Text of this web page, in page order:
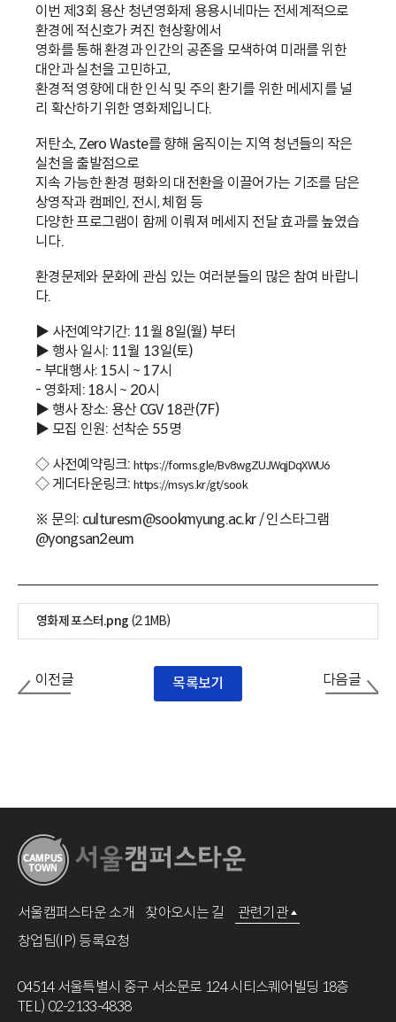
이번 제3회 용산 청년영화제 용용시네마는 전세계적으로
환경에 적신호가 켜진 현상황에서
영화를 통해 환경과 인간의 공존을 모색하여 미래를 위한
대안과 실천을 고민하고,
환경적 영향에 대한 인식 및 주의 환기를 위한 메세지를 널
리 확산하기 위한 영화제입니다.
저탄소, Zero Waste를 향해 움직이는 지역 청년들의 작은
실천을 출발점으로
지속 가능한 환경 평화의 대전환을 이끌어가는 기조를 담은
상영작과 캠페인, 전시, 체험 등
다양한 프로그램이 함께 이뤄져 메세지 전달 효과를 높였습
니다.
환경문제와 문화에 관심 있는 여러분들의 많은 참여 바랍니
다.
▶ 사전예약기간: 11월 8일(월) 부터
▶ 행사 일시: 11월 13일(토)
- 부대행사: 15시 ~ 17시
- 영화제: 18시 ~ 20시
▶ 행사 장소: 용산 CGV 18관(7F)
▶ 모집 인원: 선착순 55명
◇ 사전예약링크: https://forms.gle/Bv8wgZUJWqjDqXWU6
◇ 게더타운링크: https://msys.kr/gt/sook
※ 문의: culturesm@sookmyung.ac.kr / 인스타그램
@yongsan2eum
영화제 포스터.png (2.1MB)
이전글 목록보기 다음글
서울캠퍼스타운 소개 찾아오시는 길
관련기관
창업팀(IP) 등록요청
04514 서울특별시 중구 서소문로 124 시티스퀘어빌딩 18층
TEL) 02-2133-4838